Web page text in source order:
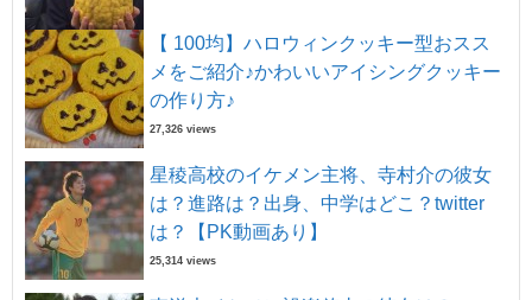
【 100均】ハロウィンクッキー型おスス
メをご紹介♪かわいいアイシングクッキー
の作り方♪
27,326 views
星稜高校のイケメン主将、寺村介の彼女
は？進路は？出身、中学はどこ？twitter
は？【PK動画あり】
25,314 views